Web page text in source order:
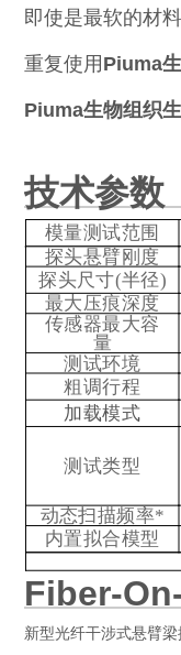
即使是最软的材
重复使用 Piuma
Piuma生物组织
技术参数
模量测试范围
探头悬臂刚度
探头尺寸(半径)
最大压痕深度
传感器最大容
量
测试环境
粗调行程
加载模式
测试类型
动态扫描频率*
内置拟合模型
Fiber-
新型光纤干涉式悬臂